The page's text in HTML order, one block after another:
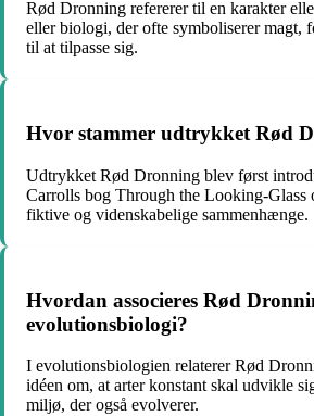
Rød Dronning refererer til en karakter
eller biologi, der ofte symboliserer magt,
til at tilpasse sig.
Hvor stammer udtrykket Rød
Udtrykket Rød Dronning blev først
Carrolls bog Through the Looking-Glass
fiktive og videnskabelige sammenhænge.
Hvordan associeres Rød
evolutionsbiologi?
I evolutionsbiologien relaterer Rød
idéen om, at arter konstant skal udvikle
miljø, der også evolverer.